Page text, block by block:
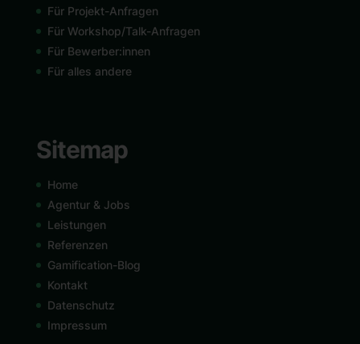
Für Projekt-Anfragen
Für Workshop/Talk-Anfragen
Für Bewerber:innen
Für alles andere
Sitemap
Home
Agentur & Jobs
Leistungen
Referenzen
Gamification-Blog
Kontakt
Datenschutz
Impressum